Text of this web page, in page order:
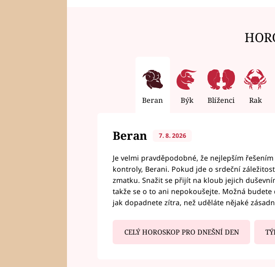
Beran Býk Blíženci Rak
Beran 7. 8. 2026
Je velmi pravděpodobné, že nejlepším
kontroly, Berani. Pokud jde o srdeční
zmatku. Snažit se přijít na kloub jejich
takže se o to ani nepokoušejte. Možná
jak dopadnete zítra, než uděláte nějaké
CELÝ HOROSKOP PRO DNEŠNÍ DEN